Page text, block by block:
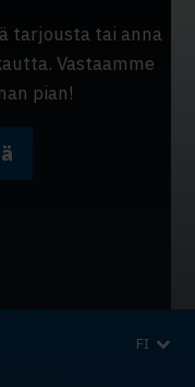
tarjousta tai anna
Vastaamme
pian!
FI